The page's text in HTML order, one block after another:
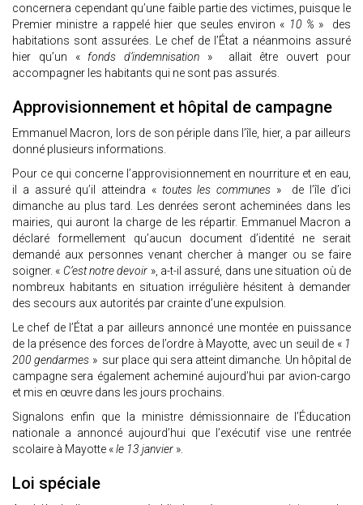
concernera cependant qu’une faible partie des victimes, puisque le
Premier ministre a rappelé hier que seules environ « 10 % » des
habitations sont assurées. Le chef de l’État a néanmoins assuré
hier qu’un «fonds d’indemnisation » allait être ouvert pour
accompagner les habitants qui ne sont pas assurés.
Approvisionnement et hôpital de campagne
Emmanuel Macron, lors de son périple dans l’île, hier, a par ailleurs
donné plusieurs informations.
Pour ce qui concerne l’approvisionnement en nourriture et en eau,
il a assuré qu’il atteindra « toutes les communes » de l’île d’ici
dimanche au plus tard. Les denrées seront acheminées dans les
mairies, qui auront la charge de les répartir. Emmanuel Macron a
déclaré formellement qu’aucun document d’identité ne serait
demandé aux personnes venant chercher à manger ou se faire
soigner. « C’est notre devoir », a-t-il assuré, dans une situation où de
nombreux habitants en situation irrégulière hésitent à demander
des secours aux autorités par crainte d’une expulsion.
Le chef de l’État a par ailleurs annoncé une montée en puissance
de la présence des forces de l’ordre à Mayotte, avec un seuil de « 1
200 gendarmes » sur place qui sera atteint dimanche. Un hôpital de
campagne sera également acheminé aujourd’hui par avion-cargo
et mis en œuvre dans les jours prochains.
Signalons enfin que la ministre démissionnaire de l’Éducation
nationale a annoncé aujourd’hui que l’exécutif vise une rentrée
scolaire à Mayotte «le 13 janvier ».
Loi spéciale